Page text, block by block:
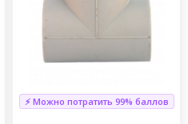
⚡ Можно потратить 99% баллов